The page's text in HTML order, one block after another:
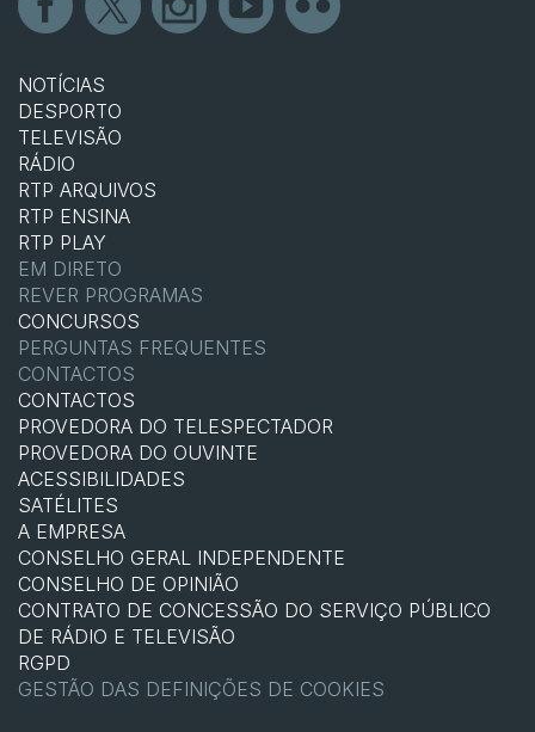
NOTÍCIAS
DESPORTO
TELEVISÃO
RÁDIO
RTP ARQUIVOS
RTP ENSINA
RTP PLAY
EM DIRETO
REVER PROGRAMAS
CONCURSOS
PERGUNTAS FREQUENTES
CONTACTOS
CONTACTOS
PROVEDORA DO TELESPECTADOR
PROVEDORA DO OUVINTE
ACESSIBILIDADES
SATÉLITES
A EMPRESA
CONSELHO GERAL INDEPENDENTE
CONSELHO DE OPINIÃO
CONTRATO DE CONCESSÃO DO SERVIÇO PÚBLICO
DE RÁDIO E TELEVISÃO
RGPD
GESTÃO DAS DEFINIÇÕES DE COOKIES